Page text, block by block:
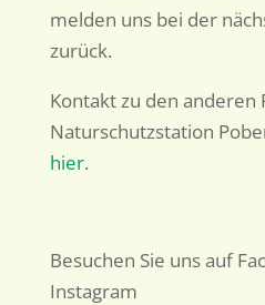
melden uns bei der
zurück.
Kontakt zu den anderen
Naturschutzstation
hier.
Besuchen Sie uns auf
Instagram